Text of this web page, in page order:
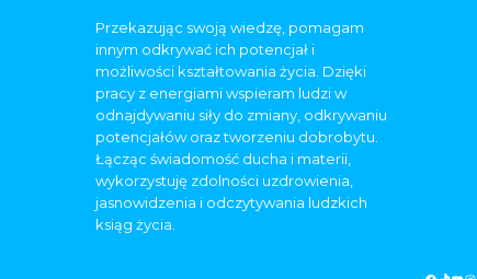
Przekazując swoją wiedzę, pomagam
innym odkrywać ich potencjał i
możliwości kształtowania życia. Dzięki
pracy z energiami wspieram ludzi w
odnajdywaniu siły do zmiany, odkrywaniu
potencjałów oraz tworzeniu dobrobytu.
Łącząc świadomość ducha i materii,
wykorzystuję zdolności uzdrowienia,
jasnowidzenia i odczytywania ludzkich
ksiąg życia.